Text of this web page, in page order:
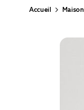
Accueil Maison